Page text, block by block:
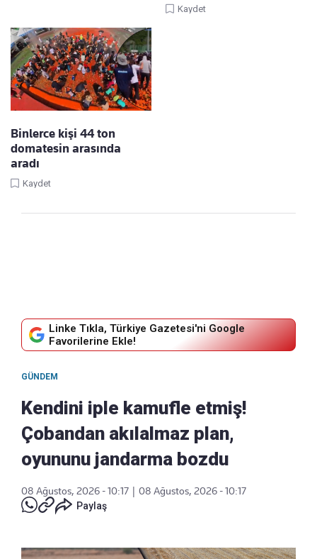
Kaydet
Binlerce kişi 44 ton
domatesin arasında
aradı
Kaydet
Linke Tıkla, Türkiye Gazetesi'ni Google
Favorilerine Ekle!
GÜNDEM
Kendini iple kamufle etmiş!
Çobandan akılalmaz plan,
oyununu jandarma bozdu
08 Ağustos, 2026 - 10:17
08 Ağustos, 2026 - 10:17
Paylaş